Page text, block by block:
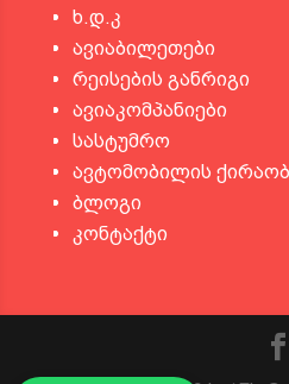
ხ.დ.კ
ავიაბილეთები
რეისების განრიგი
ავიაკომპანიები
სასტუმრო
ავტომობილის
ბლოგი
კონტაქტი